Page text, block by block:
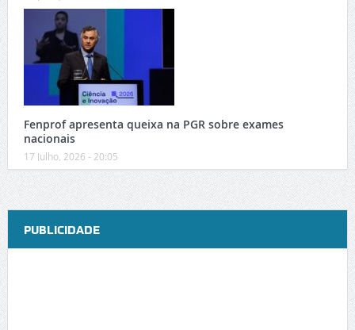
Fenprof apresenta queixa na PGR sobre exames
nacionais
17 Julho, 2026 - 20:05
PUBLICIDADE